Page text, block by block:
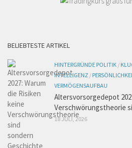
BELIEBTESTE ARTIKEL
HINTERGRÜNDE POLITIK /
INTELLIGENZ /
VERMÖGENSAUFBAU
Altersvorsorgedepot
Verschwörungstheorie
18 JULI, 2026